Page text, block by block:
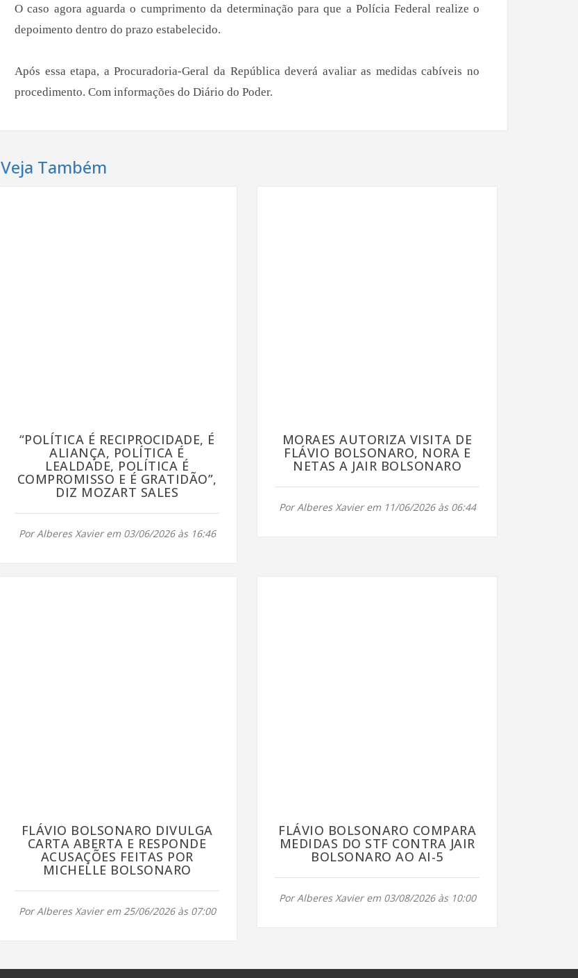
O caso agora aguarda o cumprimento da determinação para que a Polícia Federal realize o
depoimento dentro do prazo estabelecido.
Após essa etapa, a Procuradoria-Geral da República deverá avaliar as medidas cabíveis no
procedimento. Com informações do Diário do Poder.
Veja Também
“POLÍTICA É RECIPROCIDADE, É
ALIANÇA, POLÍTICA É
LEALDADE, POLÍTICA É
COMPROMISSO E É GRATIDÃO”,
DIZ MOZART SALES
Por Alberes Xavier em 03/06/2026 às 16:46
MORAES AUTORIZA VISITA DE
FLÁVIO BOLSONARO, NORA E
NETAS A JAIR BOLSONARO
Por Alberes Xavier em 11/06/2026 às 06:44
FLÁVIO BOLSONARO DIVULGA
CARTA ABERTA E RESPONDE
ACUSAÇÕES FEITAS POR
MICHELLE BOLSONARO
Por Alberes Xavier em 25/06/2026 às 07:00
FLÁVIO BOLSONARO COMPARA
MEDIDAS DO STF CONTRA JAIR
BOLSONARO AO AI-5
Por Alberes Xavier em 03/08/2026 às 10:00